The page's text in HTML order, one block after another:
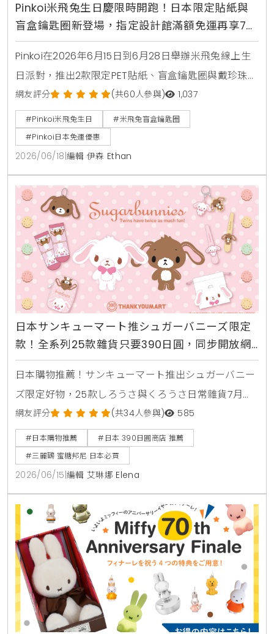
Pinkoi米飛兔生日慶限時開跑！日本限定貼紙與
盲盒鑰匙圈新登場，指定設計館滿額免運再享7折
優惠
Pinkoi在2026年6月15日到6月28日舉辦米飛兔線上生
日派對，推出2款限定PET貼紙、盲盒鑰匙圈與戴珍珠耳
環的少女聯名編織玩偶。活動期間提供滿8000日圓免
運費及最高30%折扣，6月21日更有當日限定特惠。
網友評分 (共60人參與) 1,037
#Pinkoi米飛兔生日
#米飛兔盲盒鑰匙圈
#Pinkoi日本免運優惠
2026/06/18 編輯 伊森 Ethan
日本サンキューマート推シュガーバニーズ限定
款！全系列25款雜貨只要390日圓，同步開放網
路預購
日本購物推薦！サンキューマート推出シュガーバニー
ズ限定好物，25款しろうさ與くろうさ日常雜貨7月日
本登場。
網友評分 (共34人參與) 585
#日本購物推薦
#日本 390日圓商店 推薦
#三麗鷗 蜜糖邦尼 日本必買
2026/06/15 編輯 艾琳娜 Elena